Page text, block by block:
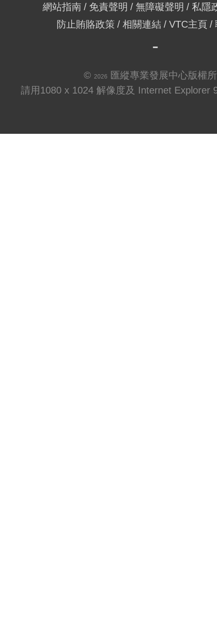
網站指南 免責聲明 無障礙聲明
私隱
防止賄賂政策
相關連結 VTC主頁
© 2026
匯縱專業發展中心版權
請用1080 x 1024 解像度及 Internet Explorer